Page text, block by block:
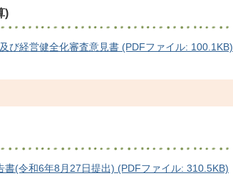
)
び経営健全化審査意見書 (PDFファイル: 100.1KB)
書(令和6年8月27日提出) (PDFファイル: 310.5KB)